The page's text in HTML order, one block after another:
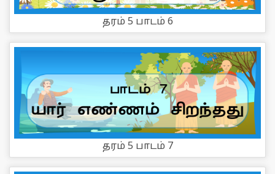
தரம் 5 பாடம் 6
தரம் 5 பாடம் 7